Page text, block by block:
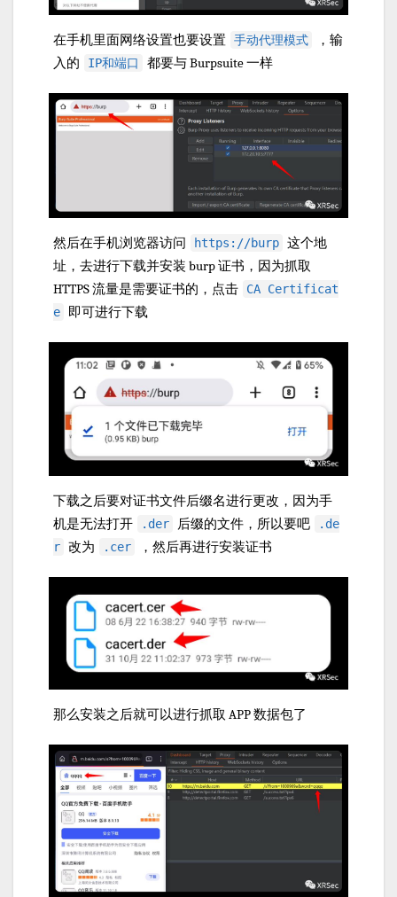
在手机里面网络设置也要设置 手动代理模式
，输
入的
IP和端口 都要与 Burpsuite 一样
然后在手机浏览器访问 https://burp 这个地
址，去进行下载并安装 burp 证书，因为抓取
HTTPS 流量是需要证书的，点击
CA Certificat
e
即可进行下载
下载之后要对证书文件后缀名进行更改，因为手
机是无法打开
.der 后缀的文件，所以要吧
.de
r 改为 .cer ，然后再进行安装证书
那么安装之后就可以进行抓取 APP 数据包了